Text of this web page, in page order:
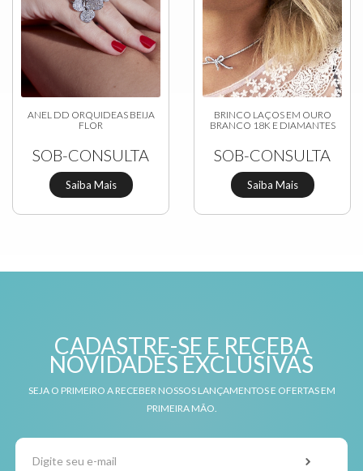
ANEL DD ORQUIDEAS BEIJA
FLOR
SOB-CONSULTA
Saiba Mais
BRINCO LAÇOS EM OURO
BRANCO 18K E DIAMANTES
SOB-CONSULTA
Saiba Mais
CADASTRE-SE E RECEBA
NOVIDADES EXCLUSIVAS
SEJA O PRIMEIRO A RECEBER NOSSOS LANÇAMENTOS E OFERTAS EM
PRIMEIRA MÃO.